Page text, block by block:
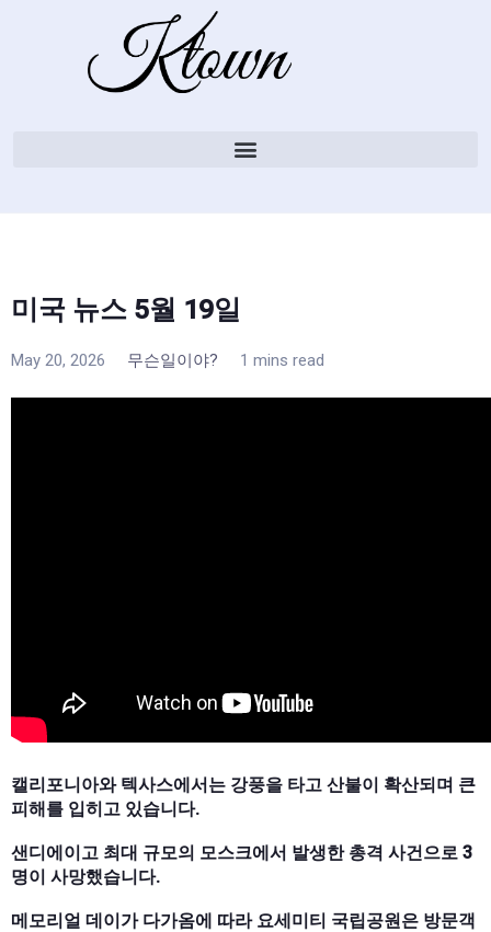
미국 뉴스 5월 19일
May 20, 2026 무슨일이야? 1 mins read
캘리포니아와 텍사스에서는 강풍을 타고 산불이 확산되며 큰
피해를 입히고 있습니다.
샌디에이고 최대 규모의 모스크에서 발생한 총격 사건으로 3
명이 사망했습니다.
메모리얼 데이가 다가옴에 따라 요세미티 국립공원은 방문객